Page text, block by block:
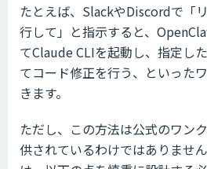
たとえば、SlackやDiscordで「
行して」と指示すると、
てClaude CLIを起動し、指定し
てコード修正を行う、といった
きます。
ただし、この方法は公式のワン
供されているわけではありませ